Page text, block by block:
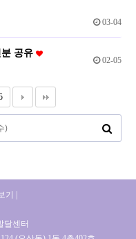
03-04
분 공유
02-05
기 |
달센터